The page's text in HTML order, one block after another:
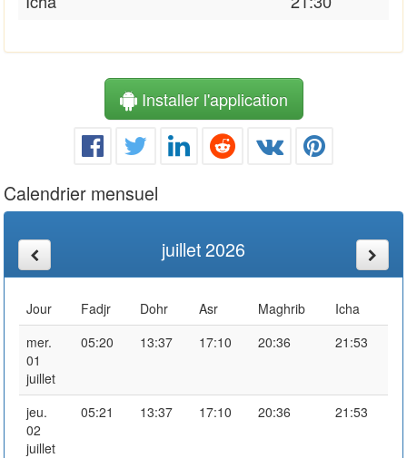
Installer l'application
Calendrier mensuel
juillet 2026
Jour Fadjr Dohr Asr Maghrib
Icha
mer.
01
juillet
05:20 13:37 17:10 20:36 21:53
jeu.
02
juillet
05:21 13:37 17:10 20:36 21:53